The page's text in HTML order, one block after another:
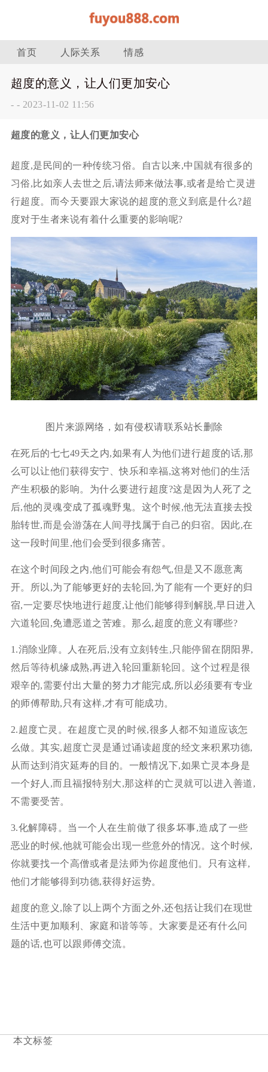
首页 人际关系 情感
超度的意义，让人们更加安心
- - 2023-11-02 11:56
超度的意义，让人们更加安心
超度,是民间的一种传统习俗。自古以来,中国就有很多的
习俗,比如亲人去世之后,请法师来做法事,或者是给亡灵进
行超度。而今天要跟大家说的超度的意义到底是什么?超
度对于生者来说有着什么重要的影响呢?
图片来源网络，如有侵权请联系站长删除
在死后的七七49天之内,如果有人为他们进行超度的话,那
么可以让他们获得安宁、快乐和幸福,这将对他们的生活
产生积极的影响。为什么要进行超度?这是因为人死了之
后,他的灵魂变成了孤魂野鬼。这个时候,他无法直接去投
胎转世,而是会游荡在人间寻找属于自己的归宿。因此,在
这一段时间里,他们会受到很多痛苦。
在这个时间段之内,他们可能会有怨气,但是又不愿意离
开。所以,为了能够更好的去轮回,为了能有一个更好的归
宿,一定要尽快地进行超度,让他们能够得到解脱,早日进入
六道轮回,免遭恶道之苦难。那么,超度的意义有哪些?
1.消除业障。人在死后,没有立刻转生,只能停留在阴阳界,
然后等待机缘成熟,再进入轮回重新轮回。这个过程是很
艰辛的,需要付出大量的努力才能完成,所以必须要有专业
的师傅帮助,只有这样,才有可能成功。
2.超度亡灵。在超度亡灵的时候,很多人都不知道应该怎
么做。其实,超度亡灵是通过诵读超度的经文来积累功德,
从而达到消灾延寿的目的。一般情况下,如果亡灵本身是
一个好人,而且福报特别大,那这样的亡灵就可以进入善道,
不需要受苦。
3.化解障碍。当一个人在生前做了很多坏事,造成了一些
恶业的时候,他就可能会出现一些意外的情况。这个时候,
你就要找一个高僧或者是法师为你超度他们。只有这样,
他们才能够得到功德,获得好运势。
超度的意义,除了以上两个方面之外,还包括让我们在现世
生活中更加顺利、家庭和谐等等。大家要是还有什么问
题的话,也可以跟师傅交流。
本文标签